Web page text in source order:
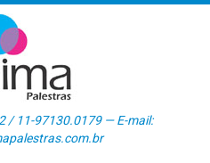
/ 11-97130.0179 — E-mail: